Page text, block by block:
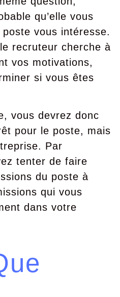
qu’elle vous
vous intéresse.
recruteur cherche à
vos motivations,
si vous êtes
vous devrez donc
pour le poste, mais
Par
tenter de faire
du poste à
qui vous
dans votre